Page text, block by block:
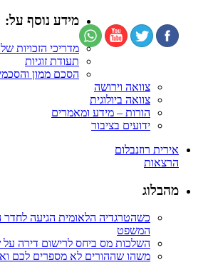
מידע נוסף על:
מדריכי הזכויות
תעודת זוגיות
הסכם ממון והסכמי
צוואה וירושה
צוואה ביולוגית
הורות – מידע ומאמרים
ידועים בציבור
אירית רוזנבלום
הרצאות
מהבלוג
כשהטרגדיה הלאומית הגיעה
המשפט
השלכות מס ביחס לרישום דירה על
משהו שההורים לא מספרים לכם